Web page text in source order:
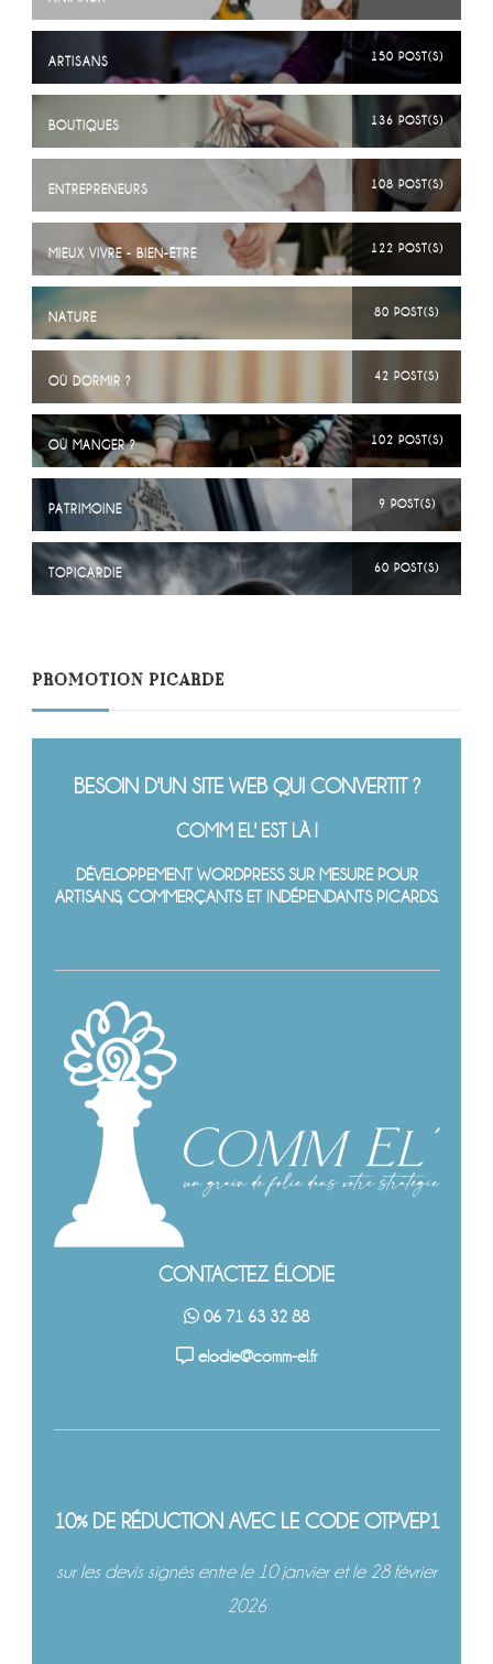
ARTISANS 150 POST(S)
BOUTIQUES 136 POST(S)
ENTREPRENEURS 108 POST(S)
MIEUX VIVRE - BIEN-ÊTRE 122 POST(S)
NATURE 80 POST(S)
OÙ DORMIR ? 42 POST(S)
OÙ MANGER ? 102 POST(S)
PATRIMOINE 9 POST(S)
TOPICARDIE 60 POST(S)
PROMOTION PICARDE
BESOIN D'UN SITE WEB QUI CONVERTIT ?
COMM EL' EST LÀ !
DÉVELOPPEMENT WORDPRESS SUR MESURE POUR
ARTISANS, COMMERÇANTS ET INDÉPENDANTS PICARDS.
CONTACTEZ ÉLODIE
06 71 63 32 88
elodie@comm-el.fr
10% DE RÉDUCTION AVEC LE CODE OTPVEP1
sur les devis signés entre le 10 janvier et le 28 février
2026